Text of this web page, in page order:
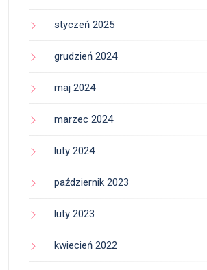
styczeń 2025
grudzień 2024
maj 2024
marzec 2024
luty 2024
październik 2023
luty 2023
kwiecień 2022